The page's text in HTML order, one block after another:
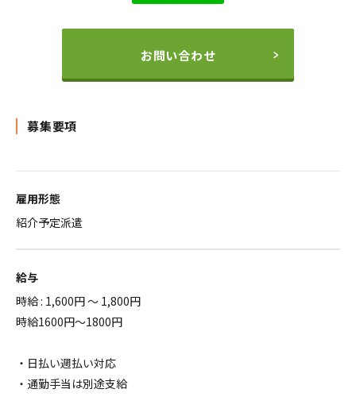
お問い合わせ
募集要項
雇用形態
紹介予定派遣
給与
時給 : 1,600円 ～ 1,800円
時給1600円～1800円
・日払い週払い対応
・通勤手当は別途支給